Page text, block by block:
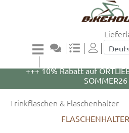
+++ 5% Rabatt auf WOOM
+++ 10% Rabatt auf
Trinkflaschen & Flaschenhalter
FLASCHENHALTER